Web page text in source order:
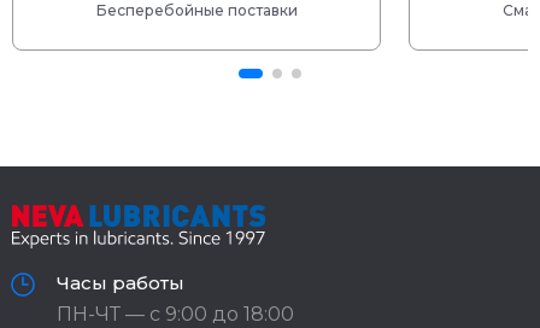
Бесперебойные поставки
Часы работы
ПН-ЧТ — с 9:00 до 18:00